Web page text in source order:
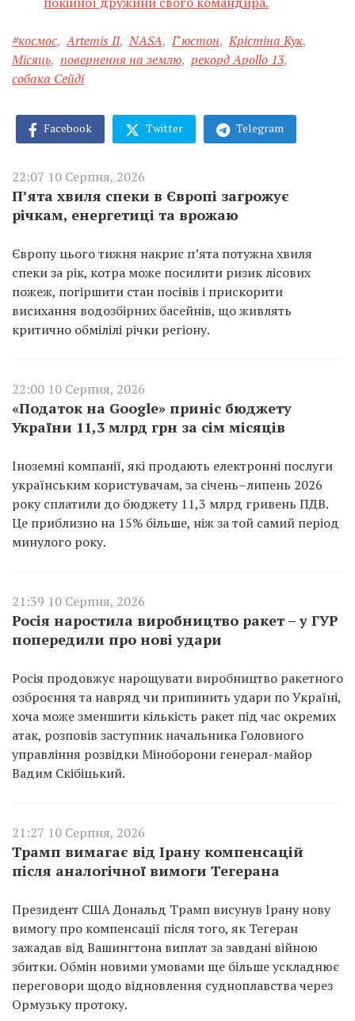
#космос, Artemis II, NASA, Г'юстон, Крістіна Кук,
Місяць, повернення на землю, рекорд Apollo 13,
собака Сейді
Facebook Twitter Telegram
22:07 10 Серпня, 2026
П’ята хвиля спеки в Європі загрожує
річкам, енергетиці та врожаю
Європу цього тижня накриє п’ята потужна хвиля
спеки за рік, котра може посилити ризик лісових
пожеж, погіршити стан посівів і прискорити
висихання водозбірних басейнів, що живлять
критично обмілілі річки регіону.
22:00 10 Серпня, 2026
«Податок на Google» приніс бюджету
України 11,3 млрд грн за сім місяців
Іноземні компанії, які продають електронні послуги
українським користувачам, за січень–липень 2026
року сплатили до бюджету 11,3 млрд гривень ПДВ.
Це приблизно на 15% більше, ніж за той самий період
минулого року.
21:39 10 Серпня, 2026
Росія наростила виробництво ракет – у ГУР
попередили про нові удари
Росія продовжує нарощувати виробництво ракетного
озброєння та навряд чи припинить удари по Україні,
хоча може зменшити кількість ракет під час окремих
атак, розповів заступник начальника Головного
управління розвідки Міноборони генерал-майор
Вадим Скібіцький.
21:27 10 Серпня, 2026
Трамп вимагає від Ірану компенсацій
після аналогічної вимоги Тегерана
Президент США Дональд Трамп висунув Ірану нову
вимогу про компенсації після того, як Тегеран
зажадав від Вашингтона виплат за завдані війною
збитки. Обмін новими умовами ще більше ускладнює
переговори щодо відновлення судноплавства через
Ормузьку протоку.